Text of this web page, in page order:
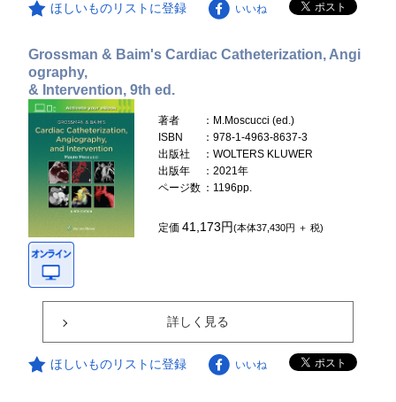
ほしいものリストに登録 いいね
Grossman & Baim's Cardiac Catheterization, Angi
ography,
& Intervention, 9th ed.
著者
：M.Moscucci (ed.)
ISBN
：978-1-4963-8637-3
出版社
：WOLTERS KLUWER
出版年
：2021年
ページ数 ：1196pp.
定価41,173円(本体37,430円 ＋ 税)
詳しく見る
ほしいものリストに登録 いいね